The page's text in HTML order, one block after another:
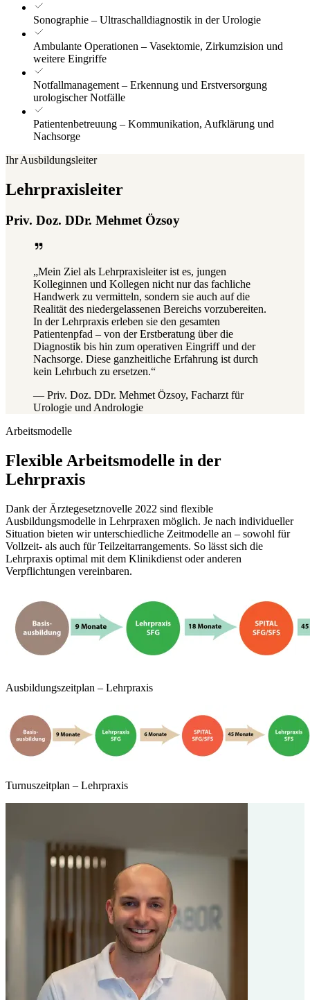
Sonographie – Ultraschalldiagnostik in der Urologie
Ambulante Operationen – Vasektomie, Zirkumzision und
weitere Eingriffe
Notfallmanagement – Erkennung und Erstversorgung
urologischer Notfälle
Patientenbetreuung – Kommunikation, Aufklärung und
Nachsorge
Ihr Ausbildungsleiter
Lehrpraxisleiter
Priv. Doz. DDr. Mehmet Özsoy
„Mein Ziel als Lehrpraxisleiter ist es, jungen
Kolleginnen und Kollegen nicht nur das fachliche
Handwerk zu vermitteln, sondern sie auch auf die
Realität des niedergelassenen Bereichs vorzubereiten.
In der Lehrpraxis erleben sie den gesamten
Patientenpfad – von der Erstberatung über die
Diagnostik bis hin zum operativen Eingriff und der
Nachsorge. Diese ganzheitliche Erfahrung ist durch
kein Lehrbuch zu ersetzen.“
— Priv. Doz. DDr. Mehmet Özsoy, Facharzt für
Urologie und Andrologie
Arbeitsmodelle
Flexible Arbeitsmodelle in der
Lehrpraxis
Dank der Ärztegesetznovelle 2022 sind flexible
Ausbildungsmodelle in Lehrpraxen möglich. Je nach individueller
Situation bieten wir unterschiedliche Zeitmodelle an – sowohl für
Vollzeit- als auch für Teilzeitarrangements. So lässt sich die
Lehrpraxis optimal mit dem Klinikdienst oder anderen
Verpflichtungen vereinbaren.
Ausbildungszeitplan – Lehrpraxis
Turnuszeitplan – Lehrpraxis